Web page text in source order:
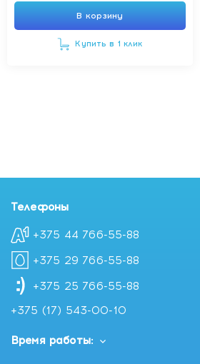
В корзину
Купить в 1 клик
Телефоны
+375 44 766-55-88
+375 29 766-55-88
+375 25 766-55-88
+375 (17) 543-00-10
Время работы: